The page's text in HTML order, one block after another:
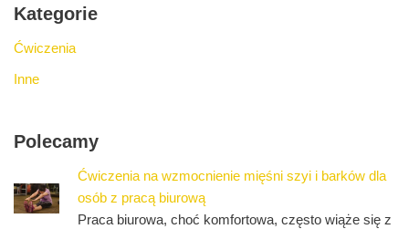
Kategorie
Ćwiczenia
Inne
Polecamy
Ćwiczenia na wzmocnienie mięśni szyi i barków dla
osób z pracą biurową
Praca biurowa, choć komfortowa, często wiąże się z